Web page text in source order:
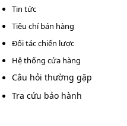
Hướng dẫn sử dụng
Bước 1: Kiểm tra lại
bàn chà, cần gạt,
cách và chắc chắn.
Bước 2: Pha dung
được ghi trong hướng
Tin tức
Tiêu chí bán hàng
Đối tác chiến lược
Hệ thống cửa hàng
Câu hỏi thường gặp
Tra cứu bảo hành